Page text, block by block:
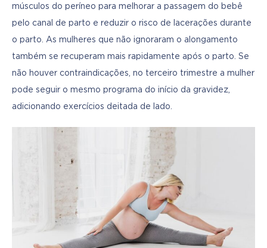
músculos do períneo para melhorar a passagem do bebê
pelo canal de parto e reduzir o risco de lacerações durante
o parto. As mulheres que não ignoraram o alongamento
também se recuperam mais rapidamente após o parto. Se
não houver contraindicações, no terceiro trimestre a mulher
pode seguir o mesmo programa do início da gravidez,
adicionando exercícios deitada de lado.